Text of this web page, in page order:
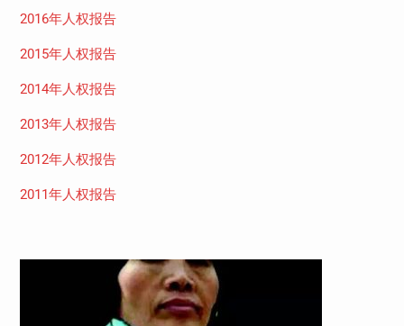
2016年人权报告
2015年人权报告
2014年人权报告
2013年人权报告
2012年人权报告
2011年人权报告